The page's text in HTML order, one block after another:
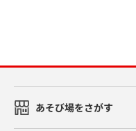
あそび場をさがす